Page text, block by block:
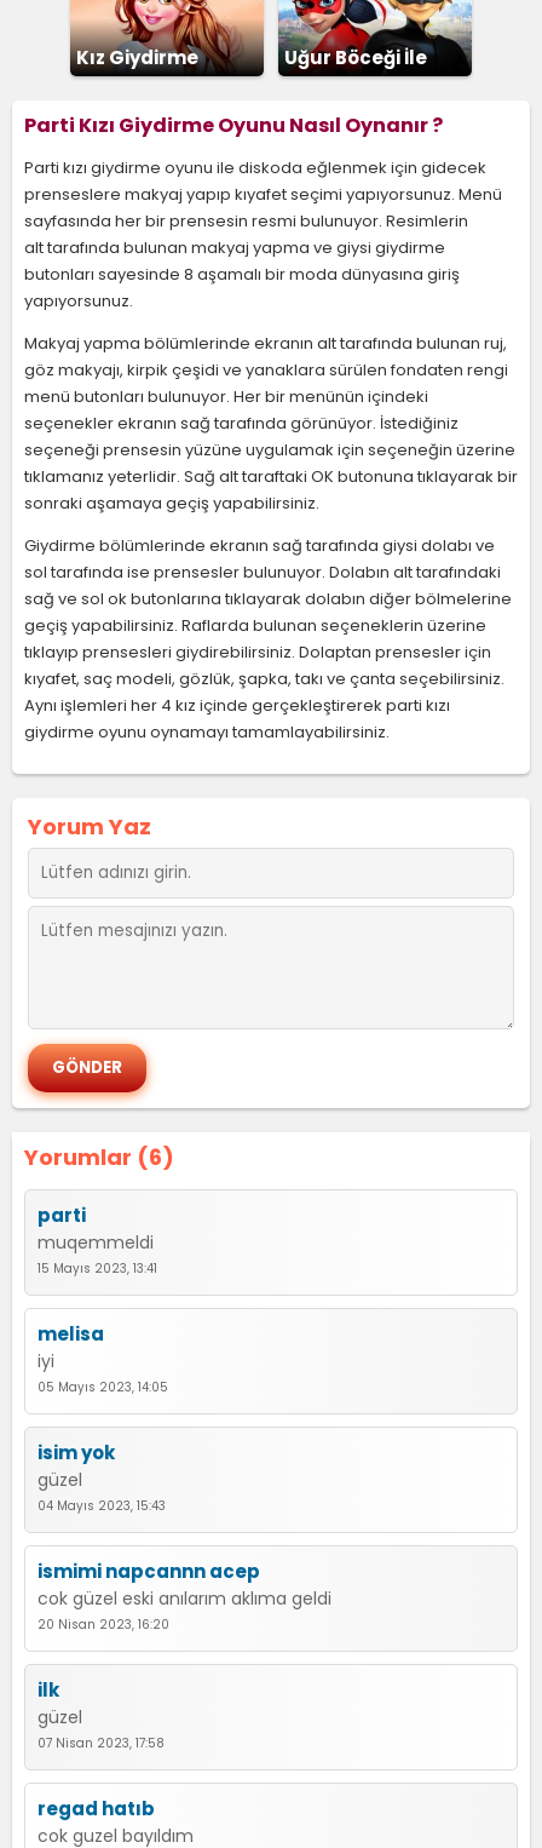
Kız Giydirme
Uğur Böceği İle
Parti Kızı Giydirme Oyunu Nasıl Oynanır ?
Parti kızı giydirme oyunu ile diskoda eğlenmek için gidecek
prenseslere makyaj yapıp kıyafet seçimi yapıyorsunuz. Menü
sayfasında her bir prensesin resmi bulunuyor. Resimlerin
alt tarafında bulunan makyaj yapma ve giysi giydirme
butonları sayesinde 8 aşamalı bir moda dünyasına giriş
yapıyorsunuz.
Makyaj yapma bölümlerinde ekranın alt tarafında bulunan ruj,
göz makyajı, kirpik çeşidi ve yanaklara sürülen fondaten rengi
menü butonları bulunuyor. Her bir menünün içindeki
seçenekler ekranın sağ tarafında görünüyor. İstediğiniz
seçeneği prensesin yüzüne uygulamak için seçeneğin üzerine
tıklamanız yeterlidir. Sağ alt taraftaki OK butonuna tıklayarak bir
sonraki aşamaya geçiş yapabilirsiniz.
Giydirme bölümlerinde ekranın sağ tarafında giysi dolabı ve
sol tarafında ise prensesler bulunuyor. Dolabın alt tarafındaki
sağ ve sol ok butonlarına tıklayarak dolabın diğer bölmelerine
geçiş yapabilirsiniz. Raflarda bulunan seçeneklerin üzerine
tıklayıp prensesleri giydirebilirsiniz. Dolaptan prensesler için
kıyafet, saç modeli, gözlük, şapka, takı ve çanta seçebilirsiniz.
Aynı işlemleri her 4 kız içinde gerçekleştirerek parti kızı
giydirme oyunu oynamayı tamamlayabilirsiniz.
Yorumlar (6)
parti
muqemmeldi
15 Mayıs 2023, 13:41
melisa
iyi
05 Mayıs 2023, 14:05
isim yok
güzel
04 Mayıs 2023, 15:43
ismimi napcannn acep
cok güzel eski anılarım aklıma geldi
20 Nisan 2023, 16:20
ilk
güzel
07 Nisan 2023, 17:58
regad hatıb
cok guzel bayıldım
Yorum Yaz